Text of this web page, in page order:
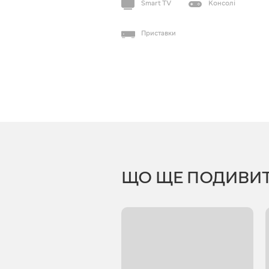
Smart TV Консолі
Приставки
ЩО ЩЕ